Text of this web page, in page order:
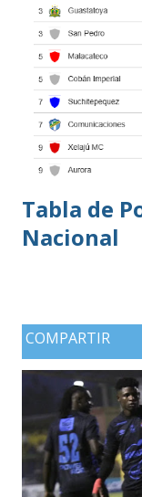
Tabla de
Nacional
COMPARTIR